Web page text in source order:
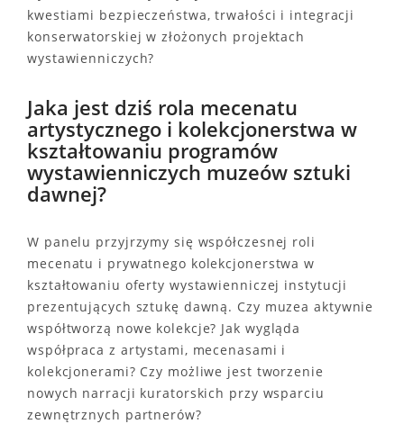
kwestiami bezpieczeństwa, trwałości i integracji
konserwatorskiej w złożonych projektach
wystawienniczych?
Jaka jest dziś rola mecenatu
artystycznego i kolekcjonerstwa w
kształtowaniu programów
wystawienniczych muzeów sztuki
dawnej?
W panelu przyjrzymy się współczesnej roli
mecenatu i prywatnego kolekcjonerstwa w
kształtowaniu oferty wystawienniczej instytucji
prezentujących sztukę dawną. Czy muzea aktywnie
współtworzą nowe kolekcje? Jak wygląda
współpraca z artystami, mecenasami i
kolekcjonerami? Czy możliwe jest tworzenie
nowych narracji kuratorskich przy wsparciu
zewnętrznych partnerów?